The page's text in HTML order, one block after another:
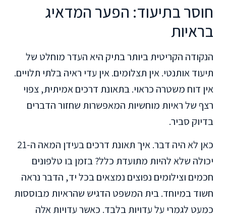
חוסר בתיעוד: הפער המדאיג
בראיות
הנקודה הקריטית ביותר בתיק היא העדר מוחלט של
תיעוד אותנטי. אין תצלומים. אין עדי ראיה בלתי תלויים.
אין דוח משטרה כראוי. בתאונת דרכים אמיתית, צפוי
רצף של ראיות מוחשיות המאפשרות שחזור הדברים
בדיוק סביר.
כאן לא היה דבר. איך תאונת דרכים בעידן המאה ה-21
יכולה שלא להיות מתועדת כלל? בזמן בו טלפונים
חכמים וצילומים נפוצים נמצאים בכל יד, הדבר נראה
חשוד במיוחד. בית המשפט הדגיש שהראיות מבוססות
כמעט לגמרי על עדויות בלבד. כאשר עדויות אלה